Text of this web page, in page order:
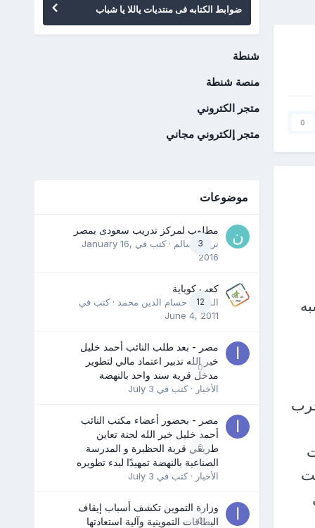
0
ضوابط الكتابه فى منتديات ياللا يا شباب
شنطة
منصة شنطة
متجر الكتروني
متجر إلكتروني مجاني
موضوعات
3
مطلوب لمركز تدريب سعودى بمصر
نرمين سالم · كتب في January 16,
2016
12
كعب كوباية
المدرب حسام الدين محمد · كتب في
June 4, 2011
0
مصر - بعد طلب النائب أحمد خليل
خير الله تدبير اعتماد مالي لتطوير
مدخل قرية سند واحد بالنهضة
الأخبار · كتب في July 3
0
مصر - بحضور أعضاء مكتب النائب
أحمد خليل خير الله لجنة تعاين
طريقي قرية الحظيرة و المدرسة
الصناعية بالنهضة تمهيدًا لبدء تطويره
الأخبار · كتب في July 3
0
وزارة التموين تكشف أسباب إيقاف
البطاقات التموينية وآلية استعادتها